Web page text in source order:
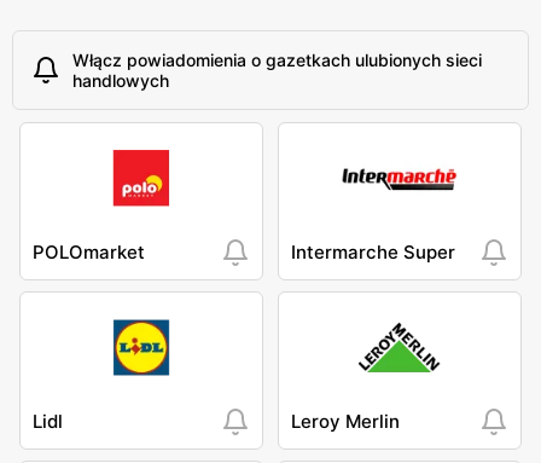
Włącz powiadomienia o gazetkach ulubionych sieci
handlowych
POLOmarket Intermarche Super
Lidl Leroy Merlin